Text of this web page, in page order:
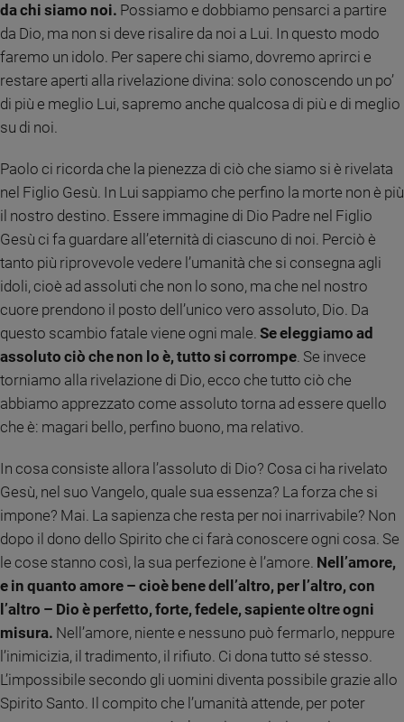
Diritti
Aziende
di
della
settimana
e
inclusione
Costume
Cultura
e
spettacoli
Sanremo
2026
Cinema,
Tv
Libri
Musica
Arte
Famiglia
ed
educazione
Genitori
e
figli
Coppia
da chi siamo noi. Possiamo e dobbiamo pensarci a partire
da Dio, ma non si deve risalire da noi a Lui. In questo modo
faremo un idolo. Per sapere chi siamo, dovremo aprirci e
restare aperti alla rivelazione divina: solo conoscendo un po’
di più e meglio Lui, sapremo anche qualcosa di più e di meglio
su di noi.
Paolo ci ricorda che la pienezza di ciò che siamo si è rivelata
nel Figlio Gesù. In Lui sappiamo che perfino la morte non è più
il nostro destino. Essere immagine di Dio Padre nel Figlio
Gesù ci fa guardare all’eternità di ciascuno di noi. Perciò è
tanto più riprovevole vedere l’umanità che si consegna agli
idoli, cioè ad assoluti che non lo sono, ma che nel nostro
cuore prendono il posto dell’unico vero assoluto, Dio. Da
questo scambio fatale viene ogni male. Se eleggiamo ad
assoluto ciò che non lo è, tutto si corrompe. Se invece
torniamo alla rivelazione di Dio, ecco che tutto ciò che
abbiamo apprezzato come assoluto torna ad essere quello
che è: magari bello, perfino buono, ma relativo.
In cosa consiste allora l’assoluto di Dio? Cosa ci ha rivelato
Gesù, nel suo Vangelo, quale sua essenza? La forza che si
impone? Mai. La sapienza che resta per noi inarrivabile? Non
dopo il dono dello Spirito che ci farà conoscere ogni cosa. Se
le cose stanno così, la sua perfezione è l’amore. Nell’amore,
e in quanto amore – cioè bene dell’altro, per l’altro, con
l’altro – Dio è perfetto, forte, fedele, sapiente oltre ogni
misura. Nell’amore, niente e nessuno può fermarlo, neppure
l’inimicizia, il tradimento, il rifiuto. Ci dona tutto sé stesso.
L’impossibile secondo gli uomini diventa possibile grazie allo
Spirito Santo. Il compito che l’umanità attende, per poter